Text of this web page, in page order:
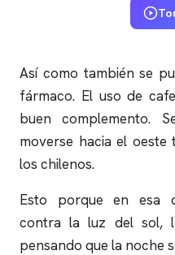
Así como también se
fármaco. El uso de
buen complemento.
moverse hacia el
los chilenos.
Esto porque en esa
contra la luz del sol,
pensando que la noche